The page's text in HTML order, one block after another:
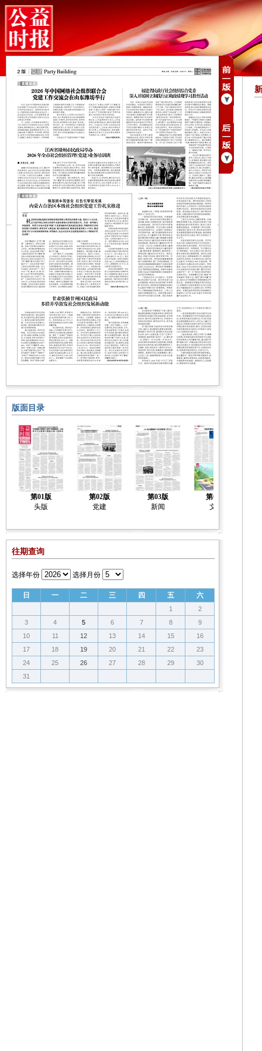
版面目录
第01版
头版
第02版
党建
第03版
新闻
第04版
文化
往期查询
选择年份 选择月份
日 一 二 三 四 五 六
1
2
3
4 5 6 7 8
9
10
11 12 13 14 15
16
17
18 19 20 21 22
23
24
25 26 27 28 29
30
31